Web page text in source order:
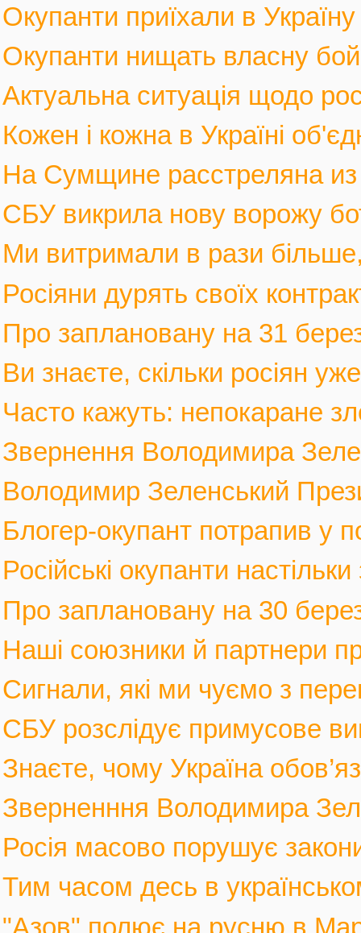
Окупанти приїхали в
Окупанти нищать власну
Актуальна ситуація щодо
Кожен і кожна в Україні
На Сумщине расстреляна из
СБУ викрила нову ворожу
Ми витримали в рази
Росіяни дурять своїх
Про заплановану на 31
Ви знаєте, скільки росіян
Часто кажуть: непокаране
Звернення Володимира
Володимир Зеленський
Блогер-окупант потрапив у
Російські окупанти
Про заплановану на 30
Наші союзники й партнери
Сигнали, які ми чуємо з
СБУ розслідує примусове
Знаєте, чому Україна
Зверненння Володимира
Росія масово порушує
Тим часом десь в
"Азов" полює на русню в